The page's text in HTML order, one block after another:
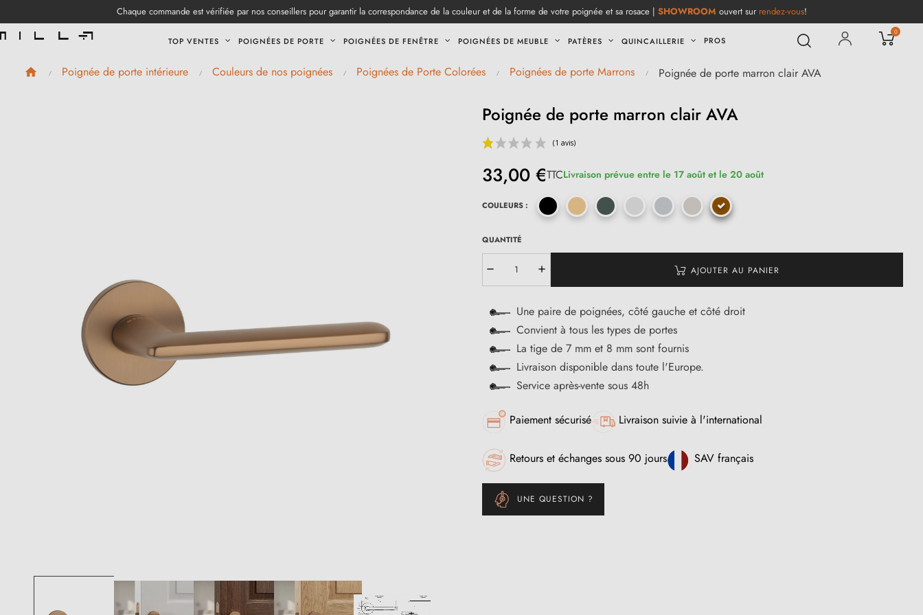
Chaque commande est vérifiée par nos conseillers pour garantir la correspondance de la couleur et de la forme de votre poignée et sa rosace | SHOWROOM ouvert sur rendez-vous!
TOP VENTES POIGNÉES DE PORTE POIGNÉES DE FENÊTRE POIGNÉES DE MEUBLE PATÈRES QUINCAILLERIE PROS
0
Poignée de porte intérieure Couleurs de nos poignées Poignées de Porte Colorées Poignées de porte Marrons Poignée de porte marron clair AVA
Poignée de porte marron clair AVA
(1 avis)
33,00 €TTCLivraison prévue entre le 17 août et le 20 août
COULEURS :
QUANTITÉ
AJOUTER AU PANIER
Une paire de poignées, côté gauche et côté droit
Convient à tous les types de portes
La tige de 7 mm et 8 mm sont fournis
Livraison disponible dans toute l'Europe.
Service après-vente sous 48h
Paiement sécurisé Livraison suivie à l'international
Retours et échanges sous 90 jours SAV français
UNE QUESTION ?